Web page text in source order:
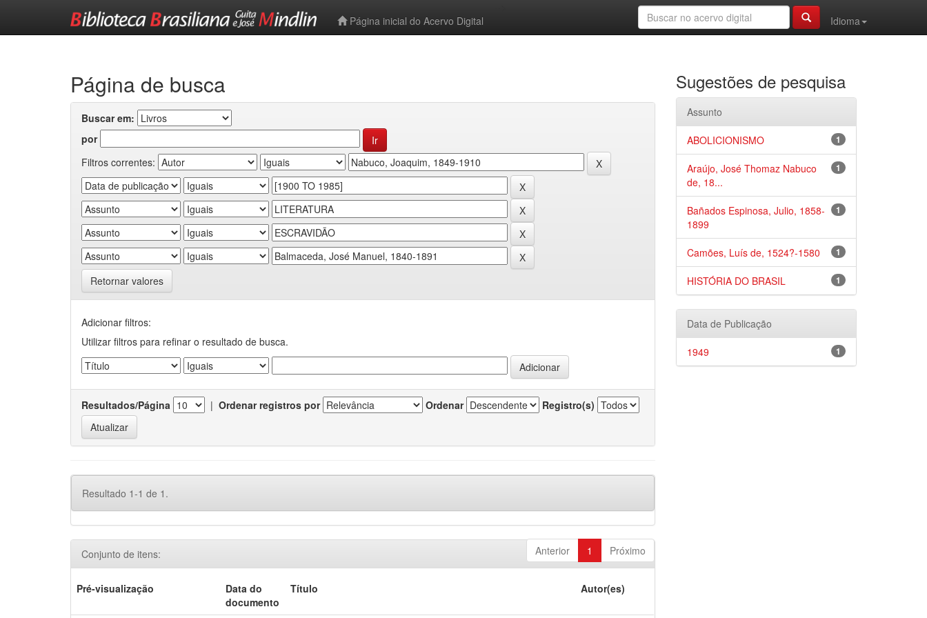
Página inicial do Acervo Digital
Idioma
Página de busca
Buscar em:
por
Filtros correntes:
Retornar valores
Adicionar filtros:
Utilizar filtros para refinar o resultado de busca.
Resultados/Página | Ordenar registros por Ordenar Registro(s)
Resultado 1-1 de 1.
Anterior 1 Próximo
Conjunto de itens:
Pré-visualização
Data do
documento
Título Autor(es)
Sugestões de pesquisa
Assunto
1
ABOLICIONISMO
1
Araújo, José Thomaz Nabuco
de, 18...
1
Bañados Espinosa, Julio, 1858-
1899
1
Camões, Luís de, 1524?-1580
1
HISTÓRIA DO BRASIL
Data de Publicação
1
1949